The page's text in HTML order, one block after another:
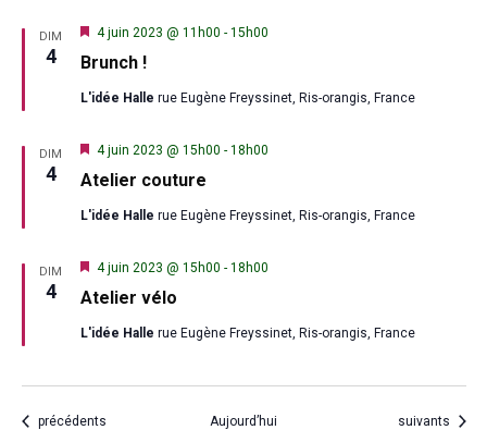
DIM
4 Brunch !
Mis
avant
4 juin 2023 @ 11h00 - 15h00
L'idée Halle rue Eugène Freyssinet, Ris-orangis, France
DIM
4 Atelier couture
Mis
avant
4 juin 2023 @ 15h00 - 18h00
L'idée Halle rue Eugène Freyssinet, Ris-orangis, France
DIM
4 Atelier vélo
Mis
avant
4 juin 2023 @ 15h00 - 18h00
L'idée Halle rue Eugène Freyssinet, Ris-orangis, France
Évènements
précédents Aujourd’hui Évènements
suivants